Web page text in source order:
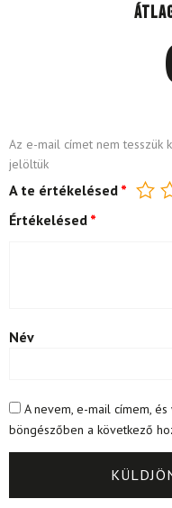
Az e-mail címet nem tesszük
jelöltük
A te értékelésed *
Értékelésed *
Név
A nevem, e-mail címem,
böngészőben a következő